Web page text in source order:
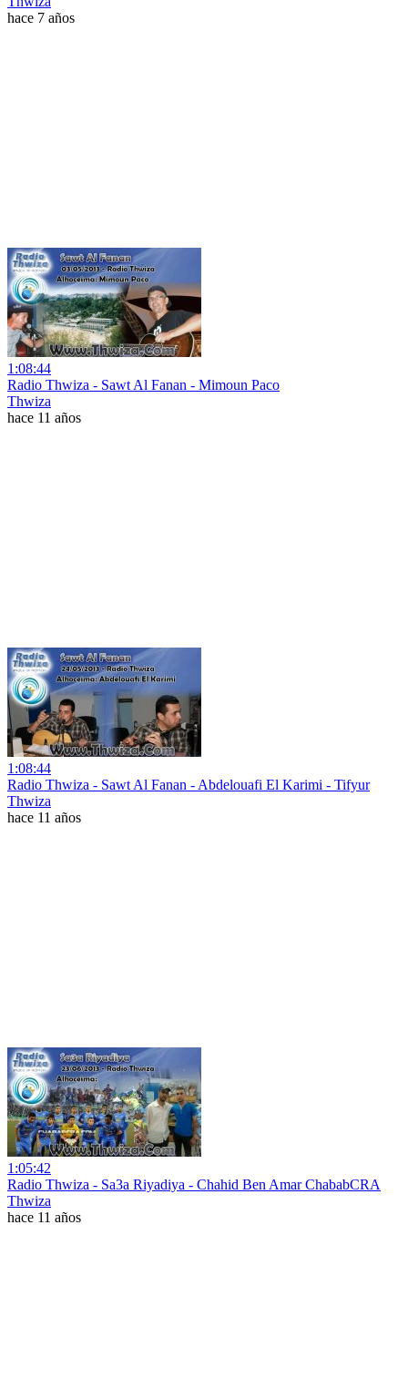
hace 7 años
1:08:44
Radio Thwiza - Sawt Al Fanan - Mimoun Paco
Thwiza
hace 11 años
1:08:44
Radio Thwiza - Sawt Al Fanan - Abdelouafi El Karimi - Tifyur
Thwiza
hace 11 años
1:05:42
Radio Thwiza - Sa3a Riyadiya - Chahid Ben Amar ChababCRA
Thwiza
hace 11 años